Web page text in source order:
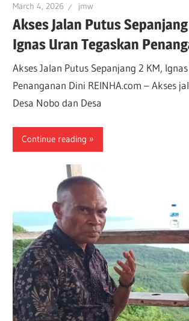
March 4, 2026 jmw
Akses Jalan Putus
Ignas Uran Tegaskan
Akses Jalan Putus Sepanjang 2 KM,
Penanganan Dini REINHA.com – Akses
Desa Nobo dan Desa
Continue reading